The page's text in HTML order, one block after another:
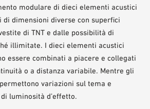
modulare di dieci elementi acustici
dimensioni diverse con superfici
di TNT e dalle possibilità di
illimitate. I dieci elementi acustici
essere combinati a piacere e collegati
o a distanza variabile. Mentre gli
variazioni sul tema e
luminosità d’effetto.